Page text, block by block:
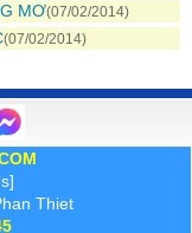
MƠ(07/02/2014)
(07/02/2014)
]
Thiet